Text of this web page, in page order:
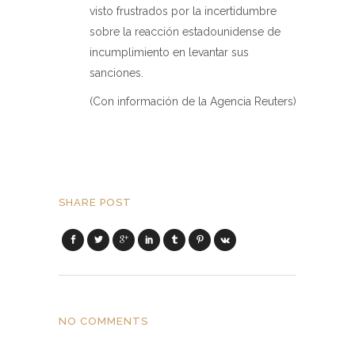
visto frustrados por la incertidumbre
sobre la reacción estadounidense de
incumplimiento en levantar sus
sanciones.
(Con información de la Agencia Reuters)
SHARE POST
NO COMMENTS